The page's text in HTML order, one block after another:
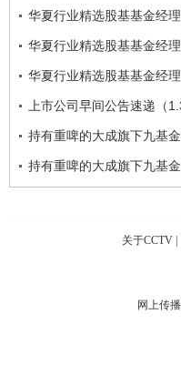
华夏行业精选股基基金经
华夏行业精选股基基金经
华夏行业精选股基基金经
上市公司早间公告速递（
持有重啤的大成旗下九基
持有重啤的大成旗下九基
关于CCTV |
网上传